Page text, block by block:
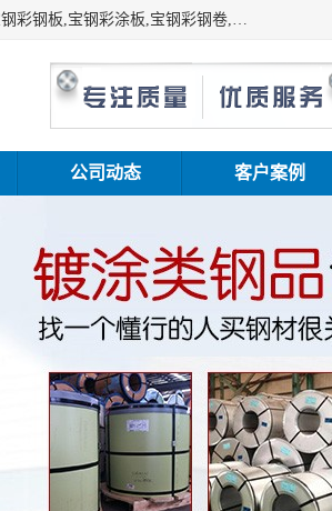
上海志辰实业有限公司主要经销:上海宝钢彩钢卷（宝钢总厂）台湾氟碳彩钢板,烨辉彩钢板,宝钢彩钢板,宝钢彩涂板,宝钢彩钢卷,马钢彩钢板,马钢彩钢卷,镀铝锌钢板,PVDF彩钢板,台湾烨辉彩钢板,高耐候彩钢板,硅改性彩钢板,规格齐全。
公司动态 客户案例